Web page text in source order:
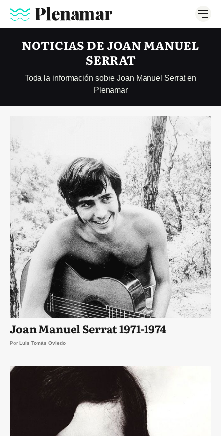
NOTICIAS DE JOAN MANUEL
SERRAT
Toda la información sobre Joan Manuel Serrat en
Plenamar
Joan Manuel Serrat 1971-1974
Por Luis Tomás Oviedo